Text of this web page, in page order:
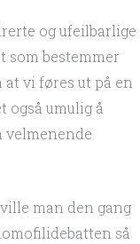
og ufeilbarlige
som bestemmer
vi føres ut på en
også umulig å
velmenende
man den gang
så